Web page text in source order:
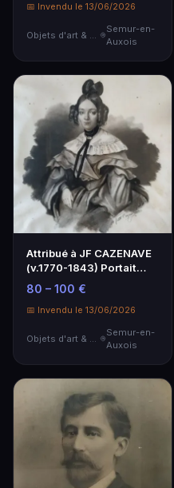
📅 Invendu le 13/06/2026
Objets d'art & Curiosités
Semur-en-
Auxois
Attribué à JF CAZENAVE
(v.1770-1843) Portait
d'une élégante
80 – 100 €
📅 Invendu le 13/06/2026
Objets d'art & Curiosités
Semur-en-
Auxois